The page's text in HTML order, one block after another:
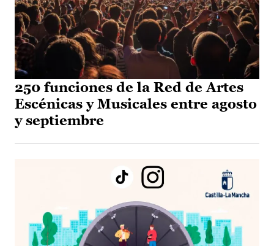
250 funciones de la Red de Artes
Escénicas y Musicales entre agosto
y septiembre